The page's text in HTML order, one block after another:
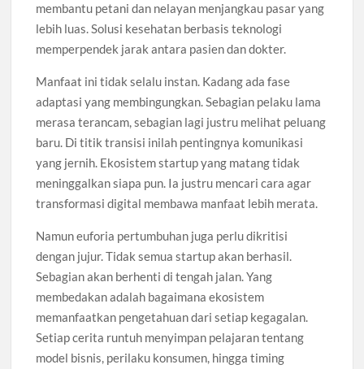
membantu petani dan nelayan menjangkau pasar yang
lebih luas. Solusi kesehatan berbasis teknologi
memperpendek jarak antara pasien dan dokter.
Manfaat ini tidak selalu instan. Kadang ada fase
adaptasi yang membingungkan. Sebagian pelaku lama
merasa terancam, sebagian lagi justru melihat peluang
baru. Di titik transisi inilah pentingnya komunikasi
yang jernih. Ekosistem startup yang matang tidak
meninggalkan siapa pun. Ia justru mencari cara agar
transformasi digital membawa manfaat lebih merata.
Namun euforia pertumbuhan juga perlu dikritisi
dengan jujur. Tidak semua startup akan berhasil.
Sebagian akan berhenti di tengah jalan. Yang
membedakan adalah bagaimana ekosistem
memanfaatkan pengetahuan dari setiap kegagalan.
Setiap cerita runtuh menyimpan pelajaran tentang
model bisnis, perilaku konsumen, hingga timing